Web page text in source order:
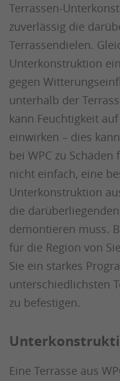
Terrassen-
zuverlässig die
Terrassendielen.
Unterkonstruktion
gegen
unterhalb der
kann Feuchtigkeit
einwirken – dies
bei WPC zu
nicht einfach, eine
Unterkonstruktion
die
demontieren muss.
für die Region von
Sie ein starkes
unterschiedlichsten
zu befestigen.
Eine Terrasse aus